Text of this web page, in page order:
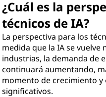
¿Cuál es la
técnicos de IA?
La perspectiva para los
medida que la IA se vuelve
industrias, la demanda de
continuará aumentando,
momento de crecimiento
significativos.